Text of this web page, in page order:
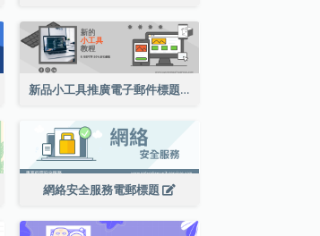
新品小工具推廣電子郵件標題
網絡安全服務電郵標題